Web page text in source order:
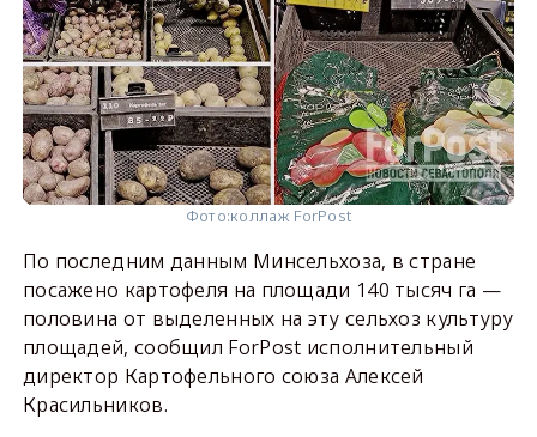
Фото:коллаж ForPost
По последним данным Минсельхоза, в стране
посажено картофеля на площади 140 тысяч га —
половина от выделенных на эту сельхоз культуру
площадей, сообщил ForPost исполнительный
директор Картофельного союза Алексей
Красильников.